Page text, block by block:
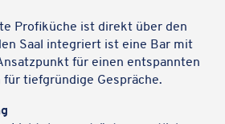
Profi­kü­che ist direkt über den
Saal inte­griert ist eine Bar mit
für einen entspann­ten
tief­grün­dige Gespräche.